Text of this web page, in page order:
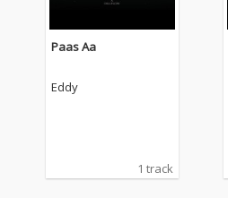
Paas Aa
Eddy
1 track